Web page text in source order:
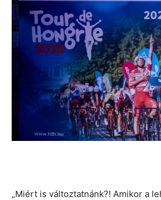
„Miért is változtatnánk?! Amikor a